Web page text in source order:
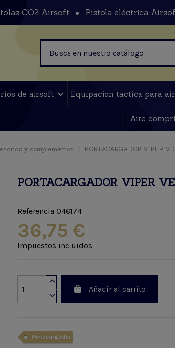
CO2 Airsoft Pistola eléctrica
de airsoft Equipacion tactica para
Aire
y complementos PORTACARGADOR VIPER
PORTACARGADOR VIPER
Referencia 046174
36,75 €
Impuestos incluidos
Añadir al carrito
Portacargador